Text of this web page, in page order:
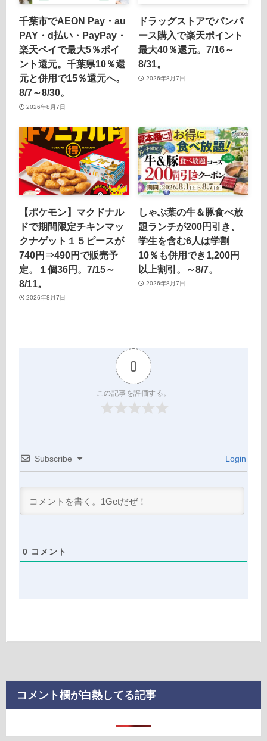
千葉市でAEON Pay・au
PAY・d払い・PayPay・
楽天ペイで最大5％ポイ
ント還元。千葉県10％還
元と併用で15％還元へ。
8/7～8/30。
2026年8月7日
ドラッグストアでパンパ
ース購入で楽天ポイント
最大40％還元。7/16～
8/31。
2026年8月7日
【ポケモン】マクドナル
ドで期間限定チキンマッ
クナゲット１５ピースが
740円⇒490円で販売予
定。１個36円。7/15～
8/11。
2026年8月7日
しゃぶ葉の牛＆豚食べ放
題ランチが200円引き、
学生を含む6人は学割
10％も併用でき1,200円
以上割引。～8/7。
2026年8月7日
0
この記事を評価する。
Subscribe Login
0 コメント
コメント欄が白熱してる記事